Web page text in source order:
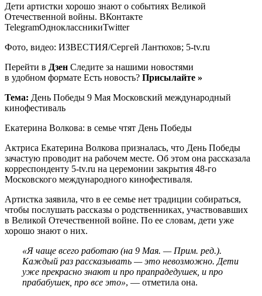
Дети артистки хорошо знают о событиях Великой
Отечественной войны. ВКонтакте
TelegramОдноклассникиTwitter
Фото, видео: ИЗВЕСТИЯ/Сергей Лантюхов; 5-tv.ru
Перейти в Дзен Следите за нашими новостями
в удобном формате Есть новость? Присылайте »
Тема: День Победы 9 Мая Московский международный
кинофестиваль
Екатерина Волкова: в семье чтят День Победы
Актриса Екатерина Волкова призналась, что День Победы
зачастую проводит на рабочем месте. Об этом она рассказала
корреспонденту 5-tv.ru на церемонии закрытия 48-го
Московского международного кинофестиваля.
Артистка заявила, что в ее семье нет традиции собираться,
чтобы послушать рассказы о родственниках, участвовавших
в Великой Отечественной войне. По ее словам, дети уже
хорошо знают о них.
«Я чаще всего работаю (на 9 Мая. — Прим. ред.).
Каждый раз рассказывать — это невозможно. Дети
уже прекрасно знают и про прапрадедушек, и про
прабабушек, про все это», — отметила она.